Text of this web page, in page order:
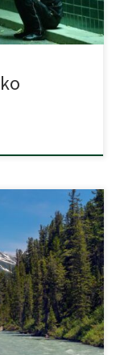
rolniczego,
Na tym
z
gałęzi
w
przemysłu